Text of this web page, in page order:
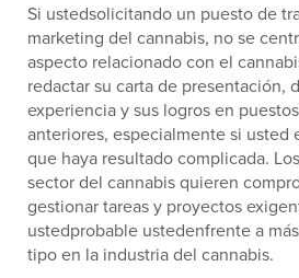
Si ustedsolicitando un puesto de
marketing del cannabis, no se
aspecto relacionado con el
redactar su carta de presentación,
experiencia y sus logros en
anteriores, especialmente si usted
que haya resultado complicada.
sector del cannabis quieren
gestionar tareas y proyectos
ustedprobable ustedenfrente a
tipo en la industria del cannabis.